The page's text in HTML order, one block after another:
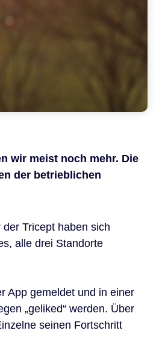
wir meist noch mehr. Die
der betrieblichen
Tricept haben sich
alle drei Standorte
App gemeldet und in einer
„geliked“ werden. Über
seinen Fortschritt